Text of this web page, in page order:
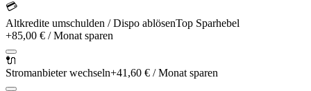
💳
Altkredite umschulden / Dispo ablösenTop Sparhebel
+85,00 € / Monat sparen
🔌
Stromanbieter wechseln+41,60 € / Monat sparen